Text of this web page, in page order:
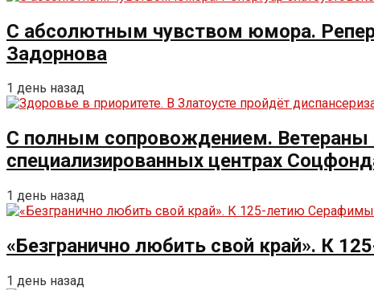
С абсолютным чувством юмора.
Задорнова
1 день назад
С полным сопровождением. Ветераны
специализированных центрах
1 день назад
«Безгранично любить свой край». К
1 день назад